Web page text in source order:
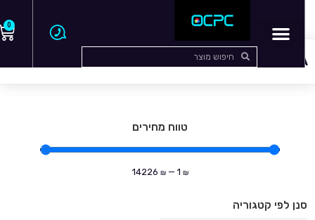
0
NEWERA
טווח מחירים
₪
1
—
₪
14226
סנן לפי קטגוריה